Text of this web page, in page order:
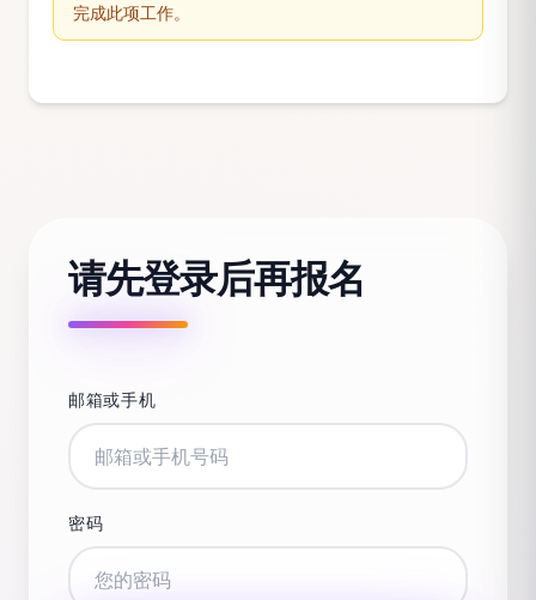
完成此项工作。
请先登录后再报名
邮箱或手机
密码